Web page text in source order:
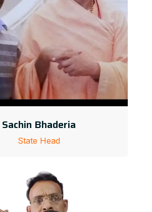
Sachin Bhaderia
State Head